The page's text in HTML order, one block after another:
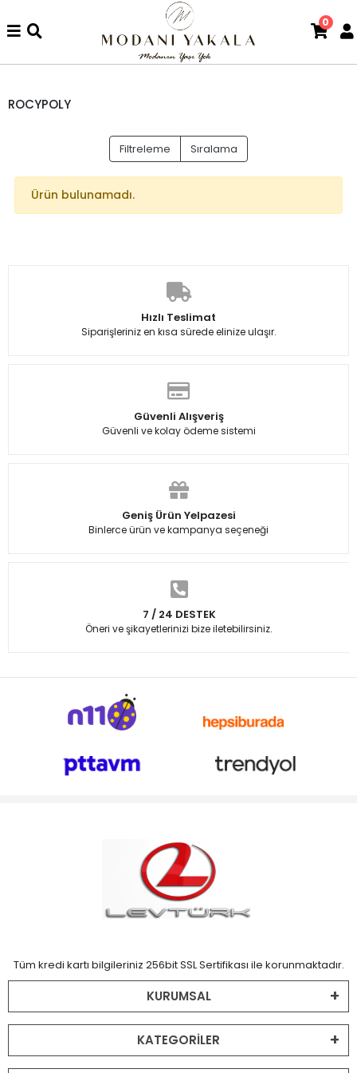
0
ROCYPOLY
Filtreleme Sıralama
Ürün bulunamadı.
Hızlı Teslimat
Siparişleriniz en kısa sürede elinize ulaşır.
Güvenli Alışveriş
Güvenli ve kolay ödeme sistemi
Geniş Ürün Yelpazesi
Binlerce ürün ve kampanya seçeneği
7 / 24 DESTEK
Öneri ve şikayetlerinizi bize iletebilirsiniz.
Tüm kredi kartı bilgileriniz 256bit SSL Sertifikası ile korunmaktadır.
KURUMSAL
KATEGORİLER